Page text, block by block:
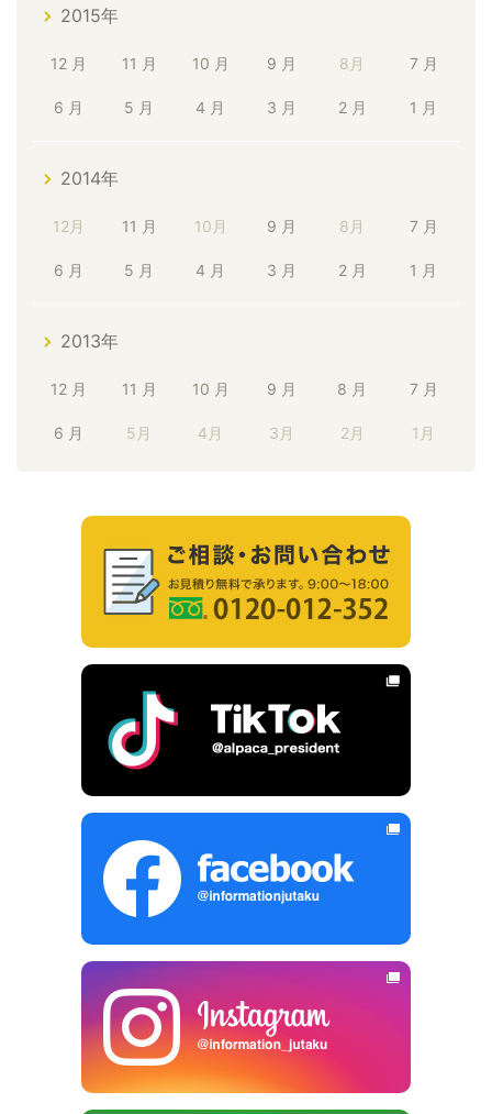
2015年
12 月 11 月 10 月 9 月 8月 7 月
6 月 5 月 4 月 3 月 2 月 1 月
2014年
12月 11 月 10月 9 月 8月 7 月
6 月 5 月 4 月 3 月 2 月 1 月
2013年
12 月 11 月 10 月 9 月 8 月 7 月
6 月 5月 4月 3月 2月 1月